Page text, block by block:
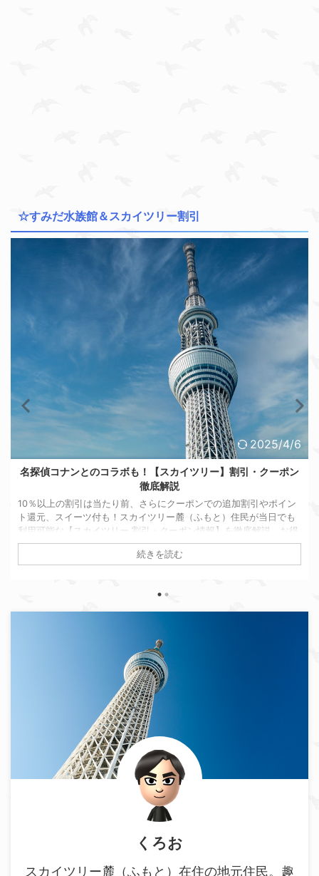
☆すみだ水族館＆スカイツリー割引
2025/4/6
名探偵コナンとのコラボも！【スカイツリー】割引・クーポン
徹底解説
10％以上の割引は当たり前、さらにクーポンでの追加割引やポイン
ト還元、スイーツ付も！スカイツリー麓（ふもと）住民が当日でも
利用可能な【スカイツリー 割引・クーポン情報】を徹底解説。お得
なチケットの選び方やスカイツリーチケットでさらに得する方法も
続きを読む
くろお
スカイツリー麓（ふもと）在住の地元住民。趣